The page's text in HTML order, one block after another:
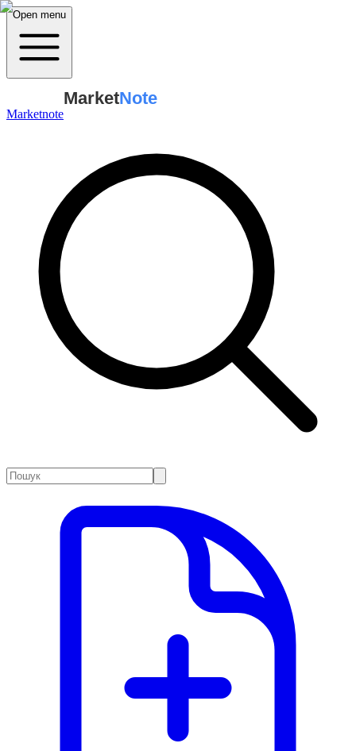
Open menu
Marketnote
MarketNote